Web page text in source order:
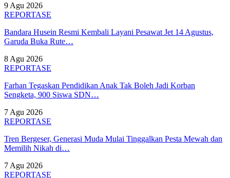
9 Agu 2026
REPORTASE
Bandara Husein Resmi Kembali Layani Pesawat Jet 14 Agustus,
Garuda Buka Rute…
8 Agu 2026
REPORTASE
Farhan Tegaskan Pendidikan Anak Tak Boleh Jadi Korban
Sengketa, 900 Siswa SDN…
7 Agu 2026
REPORTASE
Tren Bergeser, Generasi Muda Mulai Tinggalkan Pesta Mewah dan
Memilih Nikah di…
7 Agu 2026
REPORTASE